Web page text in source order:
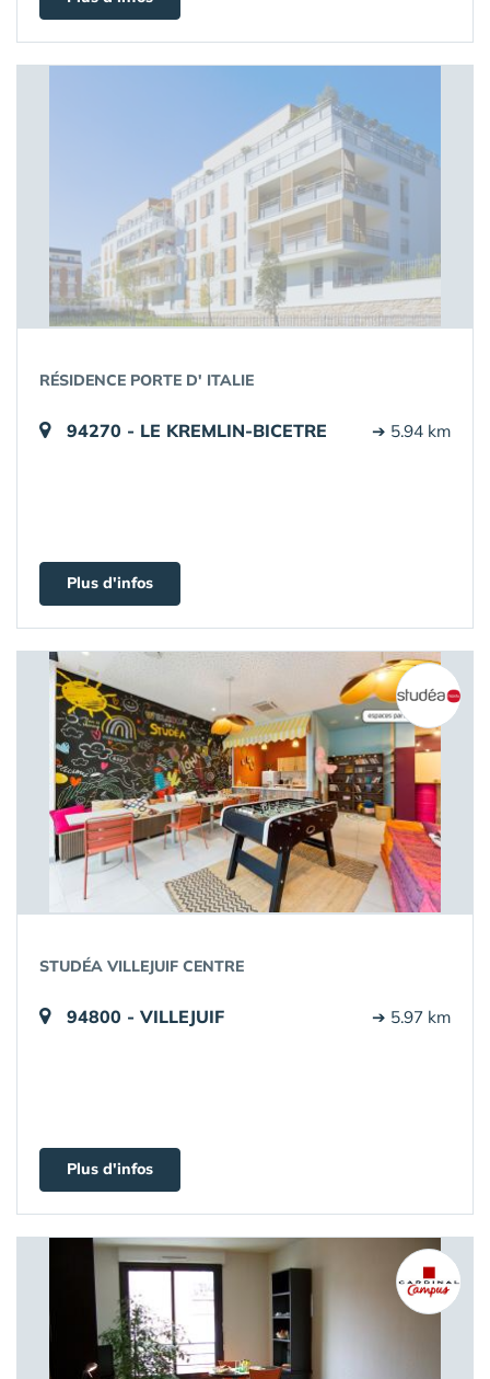
RÉSIDENCE PORTE D' ITALIE
94270 - LE KREMLIN-BICETRE ➔ 5.94 km
Plus d'infos
STUDÉA VILLEJUIF CENTRE
94800 - VILLEJUIF ➔ 5.97 km
Plus d'infos